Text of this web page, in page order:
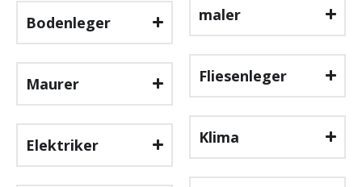
Bodenleger
Maurer
Elektriker
maler
Fliesenleger
Klima